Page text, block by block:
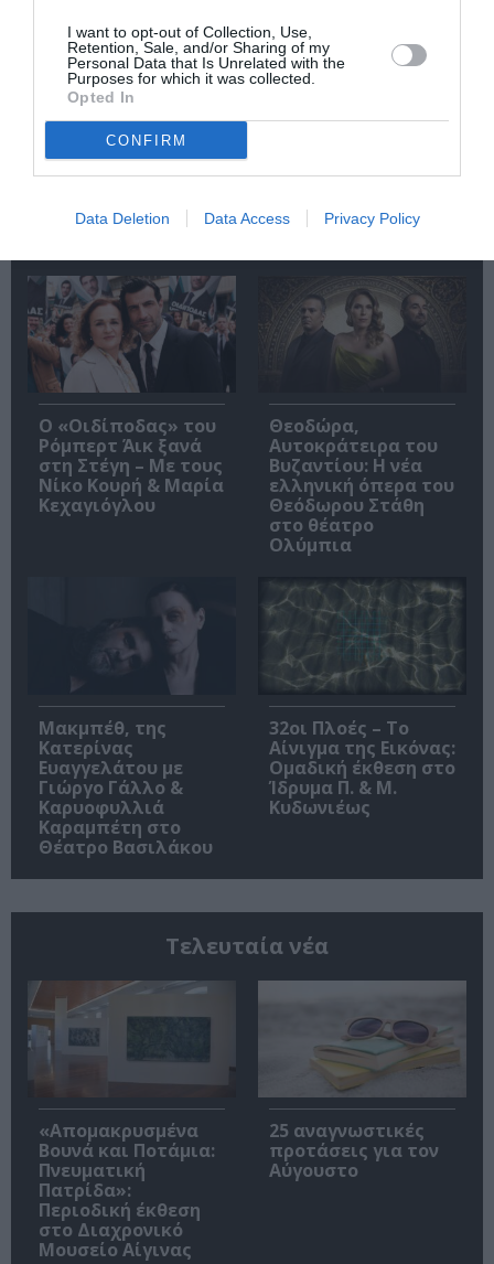
I want to opt-out of Collection, Use,
Retention, Sale, and/or Sharing of my
Personal Data that Is Unrelated with the
Purposes for which it was collected.
Opted In
CONFIRM
Data Deletion Data Access Privacy Policy
«Παρεμποδίζοντας
την αποστασία,
Ιουλιανά 1965»:
Παρουσίαση του
βιβλίου στο
Μεταξουργείο
Σπύρος Κακατσάκης
– Ανακρίνοντας το
Σκοτάδι:
Παρουσίαση του
Συντάγματος
O «Οιδίποδας» του
Ρόμπερτ Άικ ξανά
στη Στέγη – Με τους
Νίκο Κουρή & Μαρία
Κεχαγιόγλου
Θεοδώρα,
Αυτοκράτειρα του
Βυζαντίου: Η νέα
ελληνική όπερα του
Θεόδωρου Στάθη
στο θέατρο
Ολύμπια
Μακμπέθ, της
Κατερίνας
Ευαγγελάτου με
Γιώργο Γάλλο &
Καρυοφυλλιά
Καραμπέτη στο
Θέατρο Βασιλάκου
32οι Πλοές – Το
Αίνιγμα της Εικόνας:
Ομαδική έκθεση στο
Ίδρυμα Π. & Μ.
Κυδωνιέως
Τελευταία νέα
«Απομακρυσμένα
Βουνά και Ποτάμια:
Πνευματική
Πατρίδα»:
Περιοδική έκθεση
στο Διαχρονικό
Μουσείο Αίγινας
25 αναγνωστικές
προτάσεις για τον
Αύγουστο